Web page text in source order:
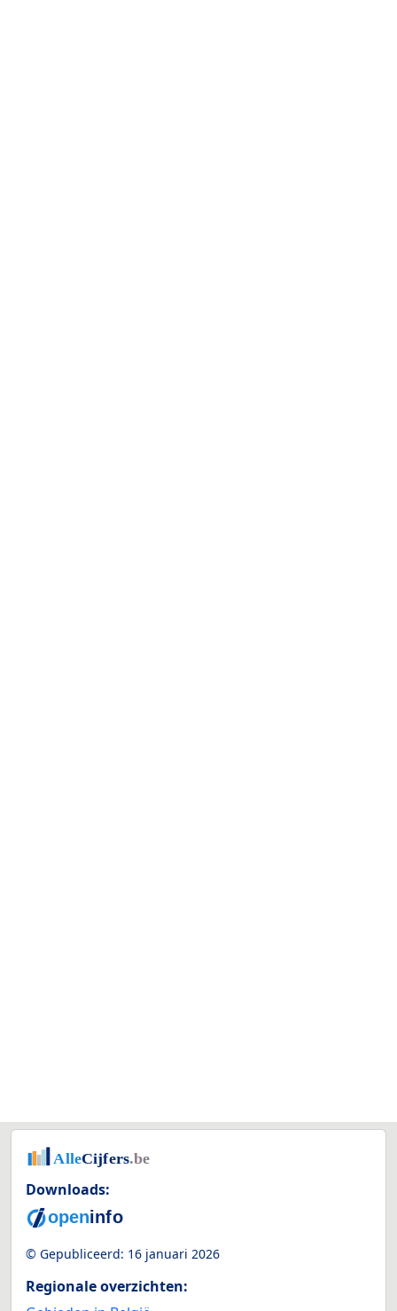
Downloads:
© Gepubliceerd: 16 januari 2026
Regionale overzichten: